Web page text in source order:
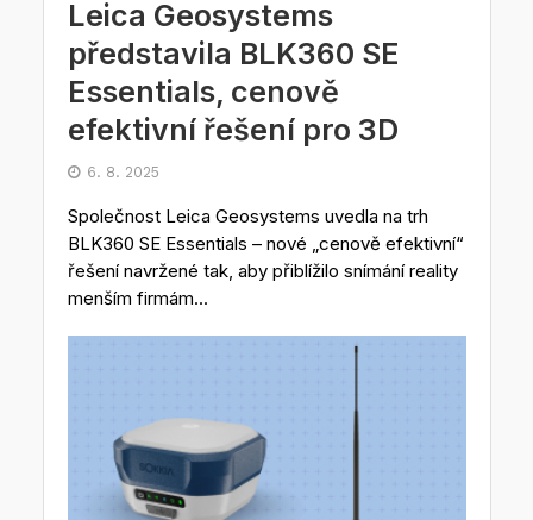
Leica Geosystems
představila BLK360 SE
Essentials, cenově
efektivní řešení pro 3D
6. 8. 2025
Společnost Leica Geosystems uvedla na trh
BLK360 SE Essentials – nové „cenově efektivní“
řešení navržené tak, aby přiblížilo snímání reality
menším firmám...